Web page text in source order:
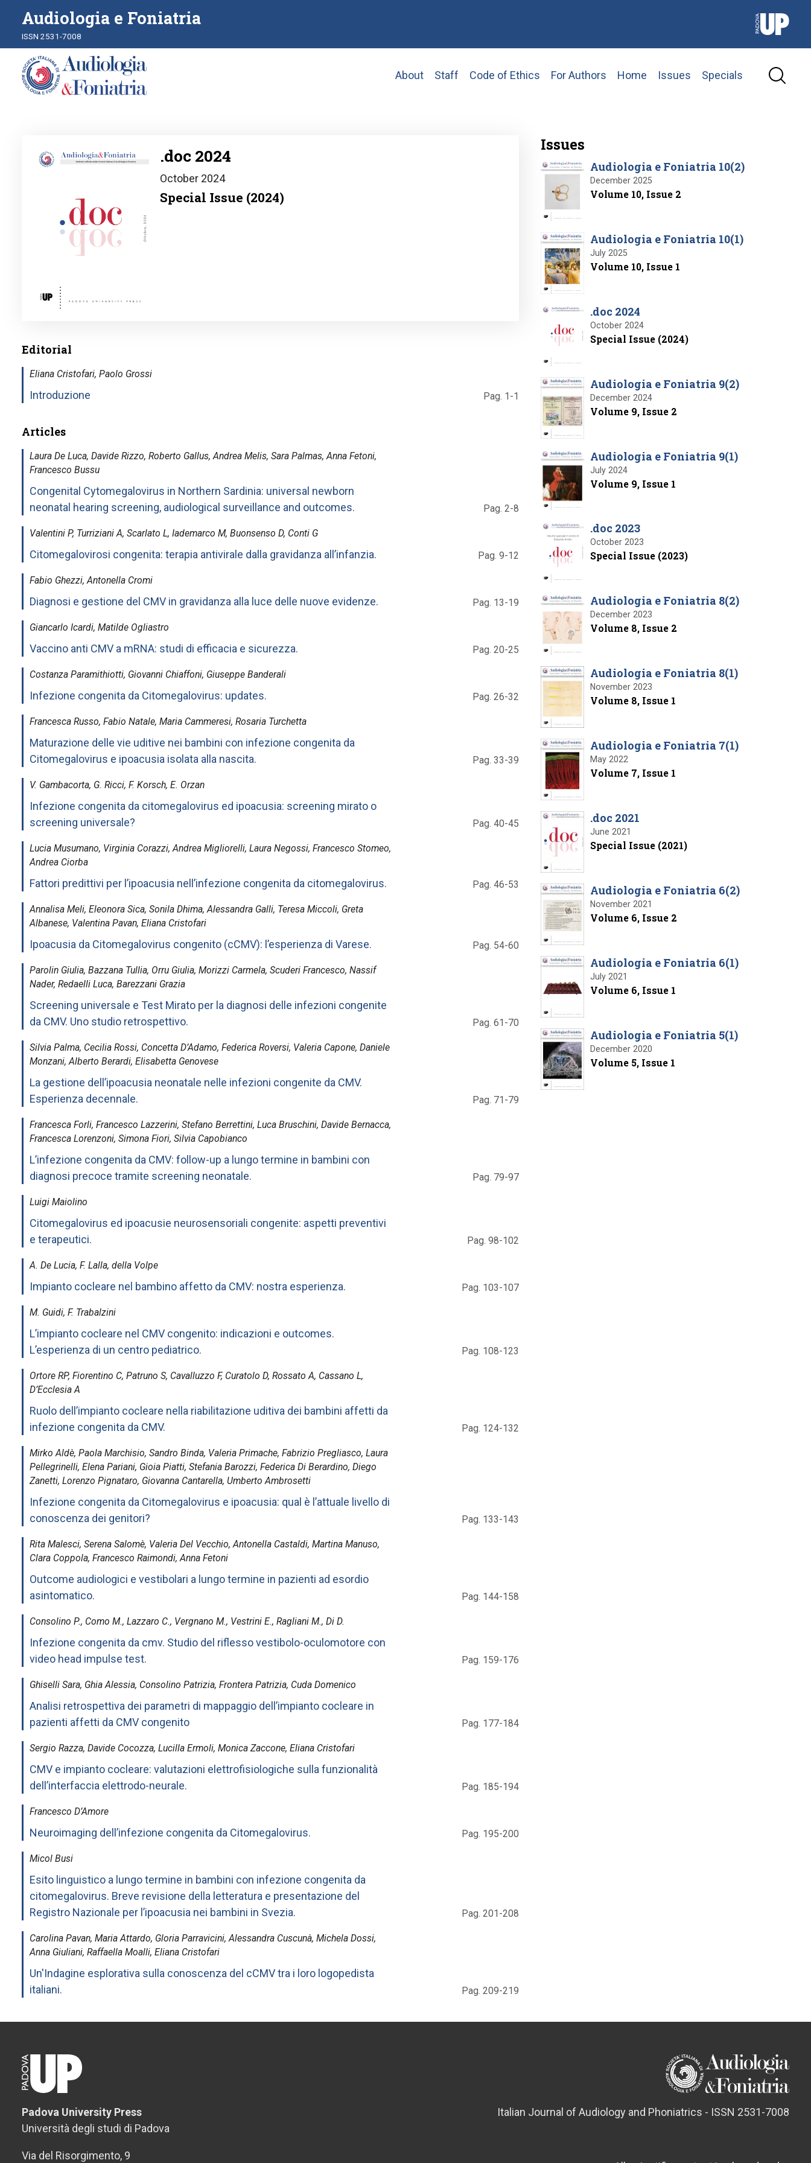
Audiologia e Foniatria
ISSN 2531-7008
Main
About Staff Code of Ethics For Authors Home Issues Specials
Image .doc 2024
October 2024
Special Issue (2024)
Editorial
Eliana Cristofari, Paolo Grossi
Introduzione Pag. 1-1
Articles
Laura De Luca, Davide Rizzo, Roberto Gallus, Andrea Melis, Sara Palmas, Anna Fetoni,
Francesco Bussu
Congenital Cytomegalovirus in Northern Sardinia: universal newborn
neonatal hearing screening, audiological surveillance and outcomes.
Pag. 2-8
Valentini P, Turriziani A, Scarlato L, Iademarco M, Buonsenso D, Conti G
Citomegalovirosi congenita: terapia antivirale dalla gravidanza all’infanzia. Pag. 9-12
Fabio Ghezzi, Antonella Cromi
Diagnosi e gestione del CMV in gravidanza alla luce delle nuove evidenze. Pag. 13-19
Giancarlo Icardi, Matilde Ogliastro
Vaccino anti CMV a mRNA: studi di efficacia e sicurezza. Pag. 20-25
Costanza Paramithiotti, Giovanni Chiaffoni, Giuseppe Banderali
Infezione congenita da Citomegalovirus: updates. Pag. 26-32
Francesca Russo, Fabio Natale, Maria Cammeresi, Rosaria Turchetta
Maturazione delle vie uditive nei bambini con infezione congenita da
Citomegalovirus e ipoacusia isolata alla nascita.
Pag. 33-39
V. Gambacorta, G. Ricci, F. Korsch, E. Orzan
Infezione congenita da citomegalovirus ed ipoacusia: screening mirato o
screening universale?
Pag. 40-45
Lucia Musumano, Virginia Corazzi, Andrea Migliorelli, Laura Negossi, Francesco Stomeo,
Andrea Ciorba
Fattori predittivi per l’ipoacusia nell’infezione congenita da citomegalovirus. Pag. 46-53
Annalisa Meli, Eleonora Sica, Sonila Dhima, Alessandra Galli, Teresa Miccoli, Greta
Albanese, Valentina Pavan, Eliana Cristofari
Ipoacusia da Citomegalovirus congenito (cCMV): l’esperienza di Varese. Pag. 54-60
Parolin Giulia, Bazzana Tullia, Orru Giulia, Morizzi Carmela, Scuderi Francesco, Nassif
Nader, Redaelli Luca, Barezzani Grazia
Screening universale e Test Mirato per la diagnosi delle infezioni congenite
da CMV. Uno studio retrospettivo.
Pag. 61-70
Silvia Palma, Cecilia Rossi, Concetta D’Adamo, Federica Roversi, Valeria Capone, Daniele
Monzani, Alberto Berardi, Elisabetta Genovese
La gestione dell’ipoacusia neonatale nelle infezioni congenite da CMV.
Esperienza decennale.
Pag. 71-79
Francesca Forli, Francesco Lazzerini, Stefano Berrettini, Luca Bruschini, Davide Bernacca,
Francesca Lorenzoni, Simona Fiori, Silvia Capobianco
L’infezione congenita da CMV: follow-up a lungo termine in bambini con
diagnosi precoce tramite screening neonatale.
Pag. 79-97
Luigi Maiolino
Citomegalovirus ed ipoacusie neurosensoriali congenite: aspetti preventivi
e terapeutici.
Pag. 98-102
A. De Lucia, F. Lalla, della Volpe
Impianto cocleare nel bambino affetto da CMV: nostra esperienza. Pag. 103-107
M. Guidi, F. Trabalzini
L’impianto cocleare nel CMV congenito: indicazioni e outcomes.
L’esperienza di un centro pediatrico.
Pag. 108-123
Ortore RP, Fiorentino C, Patruno S, Cavalluzzo F, Curatolo D, Rossato A, Cassano L,
D’Ecclesia A
Ruolo dell’impianto cocleare nella riabilitazione uditiva dei bambini affetti da
infezione congenita da CMV.
Pag. 124-132
Mirko Aldè, Paola Marchisio, Sandro Binda, Valeria Primache, Fabrizio Pregliasco, Laura
Pellegrinelli, Elena Pariani, Gioia Piatti, Stefania Barozzi, Federica Di Berardino, Diego
Zanetti, Lorenzo Pignataro, Giovanna Cantarella, Umberto Ambrosetti
Infezione congenita da Citomegalovirus e ipoacusia: qual è l’attuale livello di
conoscenza dei genitori?
Pag. 133-143
Rita Malesci, Serena Salomè, Valeria Del Vecchio, Antonella Castaldi, Martina Manuso,
Clara Coppola, Francesco Raimondi, Anna Fetoni
Outcome audiologici e vestibolari a lungo termine in pazienti ad esordio
asintomatico.
Pag. 144-158
Consolino P., Como M., Lazzaro C., Vergnano M., Vestrini E., Ragliani M., Di D.
Infezione congenita da cmv. Studio del riflesso vestibolo-oculomotore con
video head impulse test.
Pag. 159-176
Ghiselli Sara, Ghia Alessia, Consolino Patrizia, Frontera Patrizia, Cuda Domenico
Analisi retrospettiva dei parametri di mappaggio dell’impianto cocleare in
pazienti affetti da CMV congenito
Pag. 177-184
Sergio Razza, Davide Cocozza, Lucilla Ermoli, Monica Zaccone, Eliana Cristofari
CMV e impianto cocleare: valutazioni elettrofisiologiche sulla funzionalità
dell’interfaccia elettrodo-neurale.
Pag. 185-194
Francesco D’Amore
Neuroimaging dell’infezione congenita da Citomegalovirus. Pag. 195-200
Micol Busi
Esito linguistico a lungo termine in bambini con infezione congenita da
citomegalovirus. Breve revisione della letteratura e presentazione del
Registro Nazionale per l’ipoacusia nei bambini in Svezia.
Pag. 201-208
Carolina Pavan, Maria Attardo, Gloria Parravicini, Alessandra Cuscunà, Michela Dossi,
Anna Giuliani, Raffaella Moalli, Eliana Cristofari
Un'Indagine esplorativa sulla conoscenza del cCMV tra i loro logopedista
italiani.
Pag. 209-219
Issues
Audiologia e Foniatria 10(2)
December 2025
Volume 10, Issue 2
Audiologia e Foniatria 10(1)
July 2025
Volume 10, Issue 1
.doc 2024
October 2024
Special Issue (2024)
Audiologia e Foniatria 9(2)
December 2024
Volume 9, Issue 2
Audiologia e Foniatria 9(1)
July 2024
Volume 9, Issue 1
.doc 2023
October 2023
Special Issue (2023)
Audiologia e Foniatria 8(2)
December 2023
Volume 8, Issue 2
Audiologia e Foniatria 8(1)
November 2023
Volume 8, Issue 1
Audiologia e Foniatria 7(1)
May 2022
Volume 7, Issue 1
.doc 2021
June 2021
Special Issue (2021)
Audiologia e Foniatria 6(2)
November 2021
Volume 6, Issue 2
Audiologia e Foniatria 6(1)
July 2021
Volume 6, Issue 1
Audiologia e Foniatria 5(1)
December 2020
Volume 5, Issue 1
Padova University Press
Università degli studi di Padova
Via del Risorgimento, 9
Italian Journal of Audiology and Phoniatrics - ISSN 2531-7008